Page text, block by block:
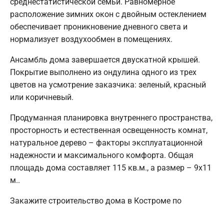
расположение зимних окон с двойным остеклением
обеспечивает проникновение дневного света и
нормализует воздухообмен в помещениях.
Ансамбль дома завершается двускатной крышей.
Покрытие выполнено из ондулина одного из трех
цветов на усмотрение заказчика: зеленый, красный
или коричневый.
Продуманная планировка внутреннего пространства,
просторность и естественная освещенность комнат,
натуральное дерево – факторы эксплуатационной
надежности и максимального комфорта. Общая
площадь дома составляет 115 кв.м., а размер – 9х11
м..
Закажите строительство дома в Костроме по